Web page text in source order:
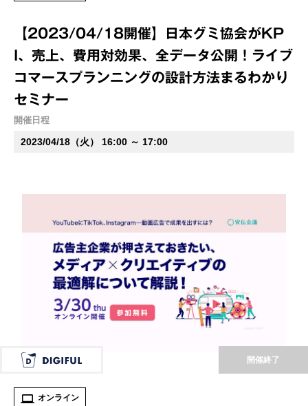
【2023/04/18開催】日本グミ協会がKP
I、売上、費用対効果、全データ公開！ライブ
コマースプランニングの設計方法まるわかり
セミナー
開催日程
2023/04/18（火） 16:00 ～ 17:00
開催終了
オンライン